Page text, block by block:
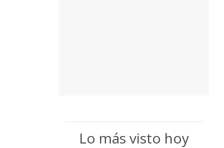
Lo más visto hoy